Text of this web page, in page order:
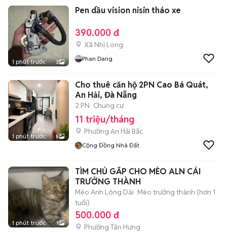
1 phút trước 3
Pen dầu vision nisin tháo xe
390.000 đ
Xã Nhị Long
Phan Dang
1 phút trước 5
Cho thuê căn hộ 2PN Cao Bá Quát,
An Hải, Đà Nẵng
2 PN Chung cư
11 triệu/tháng
Phường An Hải Bắc
Cộng Đồng Nhà Đất
1 phút trước 1
TÌM CHỦ GẤP CHO MÈO ALN CÁI
TRƯỞNG THÀNH
Mèo Anh Lông Dài Mèo trưởng thành (hơn 1
tuổi)
500.000 đ
Phường Tân Hưng